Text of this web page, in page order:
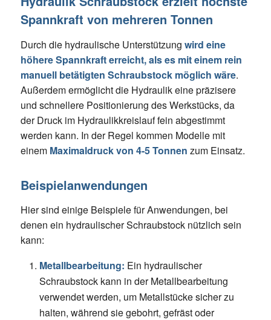
Spannkraft von mehreren Tonnen
Durch die hydraulische Unterstützung wird eine
höhere Spannkraft erreicht, als es mit einem rein
manuell betätigten Schraubstock möglich wäre.
Außerdem ermöglicht die Hydraulik eine präzisere
und schnellere Positionierung des Werkstücks, da
der Druck im Hydraulikkreislauf fein abgestimmt
werden kann. In der Regel kommen Modelle mit
einem Maximaldruck von 4-5 Tonnen zum Einsatz.
Beispielanwendungen
Hier sind einige Beispiele für Anwendungen, bei
denen ein hydraulischer Schraubstock nützlich sein
kann:
Metallbearbeitung: Ein hydraulischer
Schraubstock kann in der Metallbearbeitung
verwendet werden, um Metallstücke sicher zu
halten, während sie gebohrt, gefräst oder